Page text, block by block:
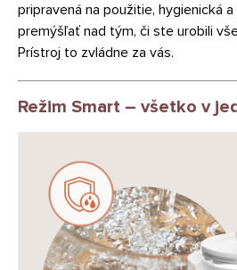
pripravená na použitie, hygienická
premýšľať nad tým, či ste urobili
Prístroj to zvládne za vás.
Režim Smart – všetko v